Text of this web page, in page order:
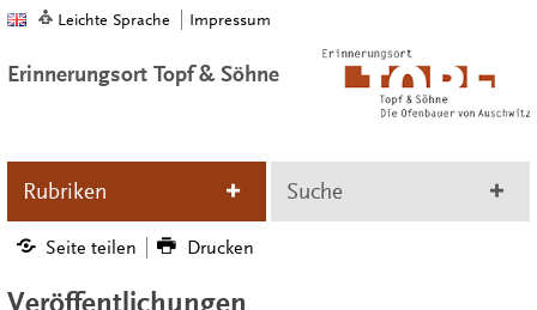
Leichte Sprache Impressum
Erinnerungsort Topf & Söhne
Rubriken Suche
Seite teilen Drucken